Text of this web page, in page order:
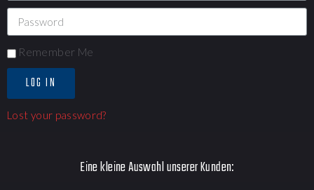
Remember Me
LOG IN
Lost your password?
Eine kleine Auswahl unserer Kunden: